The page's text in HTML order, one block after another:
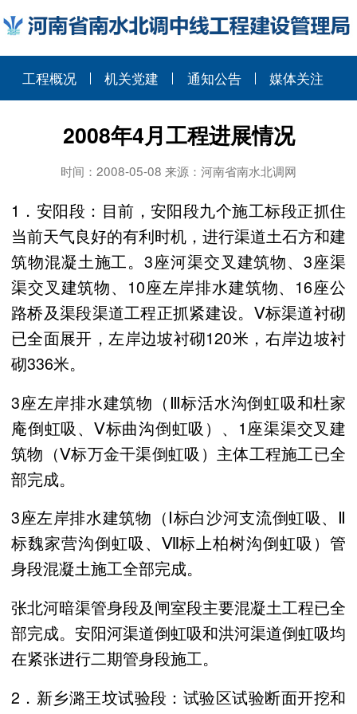
工程概况 机关党建 通知公告 媒体关注
2008年4月工程进展情况
时间：2008-05-08 来源：河南省南水北调网
1．安阳段：目前，安阳段九个施工标段正抓住
当前天气良好的有利时机，进行渠道土石方和建
筑物混凝土施工。3座河渠交叉建筑物、3座渠
渠交叉建筑物、10座左岸排水建筑物、16座公
路桥及渠段渠道工程正抓紧建设。Ⅴ标渠道衬砌
已全面展开，左岸边坡衬砌120米 ，右岸边坡衬
砌336米。
3座左岸排水建筑物（Ⅲ标活水沟倒虹吸和杜家
庵倒虹吸、Ⅴ标曲沟倒虹吸）、1座渠渠交叉建
筑物（Ⅴ标万金干渠倒虹吸）主体工程施工已全
部完成。
3座左岸排水建筑物（Ⅰ标白沙河支流倒虹吸、Ⅱ
标魏家营沟倒虹吸、Ⅶ标上柏树沟倒虹吸）管
身段混凝土施工全部完成。
张北河暗渠管身段及闸室段主要混凝土工程已全
部完成。安阳河渠道倒虹吸和洪河渠道倒虹吸均
在紧张进行二期管身段施工。
2．新乡潞王坟试验段：试验区试验断面开挖和